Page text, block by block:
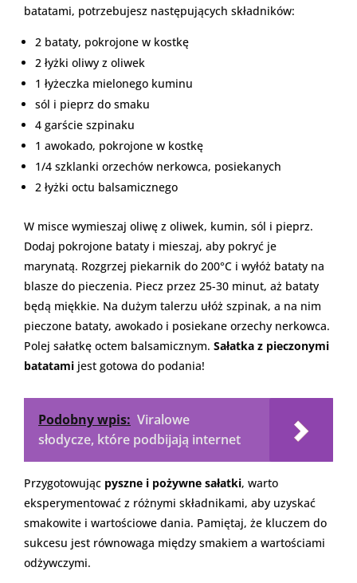
batatami, potrzebujesz następujących składników:
2 bataty, pokrojone w kostkę
2 łyżki oliwy z oliwek
1 łyżeczka mielonego kuminu
sól i pieprz do smaku
4 garście szpinaku
1 awokado, pokrojone w kostkę
1/4 szklanki orzechów nerkowca, posiekanych
2 łyżki octu balsamicznego
W misce wymieszaj oliwę z oliwek, kumin, sól i pieprz.
Dodaj pokrojone bataty i mieszaj, aby pokryć je
marynatą. Rozgrzej piekarnik do 200°C i wyłóż bataty na
blasze do pieczenia. Piecz przez 25-30 minut, aż bataty
będą miękkie. Na dużym talerzu ułóż szpinak, a na nim
pieczone bataty, awokado i posiekane orzechy nerkowca.
Polej sałatkę octem balsamicznym. Sałatka z pieczonymi
batatami jest gotowa do podania!
Podobny wpis: Viralowe
słodycze, które podbijają internet
Przygotowując pyszne i pożywne sałatki, warto
eksperymentować z różnymi składnikami, aby uzyskać
smakowite i wartościowe dania. Pamiętaj, że kluczem do
sukcesu jest równowaga między smakiem a wartościami
odżywczymi.